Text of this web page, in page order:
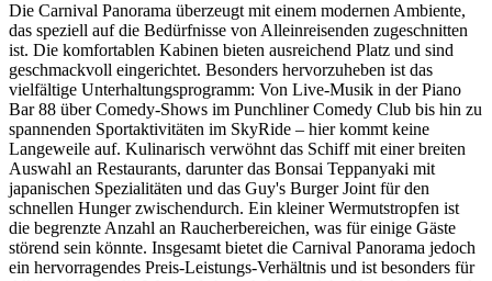
Die Carnival Panorama überzeugt mit einem modernen Ambiente,
das speziell auf die Bedürfnisse von Alleinreisenden zugeschnitten
ist. Die komfortablen Kabinen bieten ausreichend Platz und sind
geschmackvoll eingerichtet. Besonders hervorzuheben ist das
vielfältige Unterhaltungsprogramm: Von Live-Musik in der Piano
Bar 88 über Comedy-Shows im Punchliner Comedy Club bis hin zu
spannenden Sportaktivitäten im SkyRide – hier kommt keine
Langeweile auf. Kulinarisch verwöhnt das Schiff mit einer breiten
Auswahl an Restaurants, darunter das Bonsai Teppanyaki mit
japanischen Spezialitäten und das Guy's Burger Joint für den
schnellen Hunger zwischendurch. Ein kleiner Wermutstropfen ist
die begrenzte Anzahl an Raucherbereichen, was für einige Gäste
störend sein könnte. Insgesamt bietet die Carnival Panorama jedoch
ein hervorragendes Preis-Leistungs-Verhältnis und ist besonders für